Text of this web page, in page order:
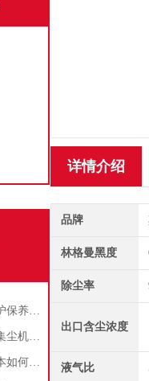
关于粉尘脉冲集尘器的维护保养问题
哪些因素影响了工业脉冲集尘机的使用寿命？
脉冲反吹除尘机的运行成本如何控制和优化？
详情介绍
品牌
林格曼黑度
除尘率
出口含尘浓度
液气比